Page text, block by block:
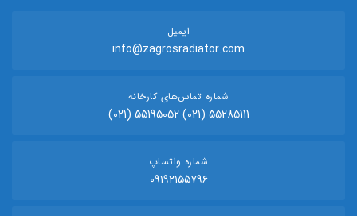
ایمیل
info@zagrosradiator.com
شماره تماس‌های کارخانه
55285111 (021) 55195052 (021)
شماره‌ واتساپ
۰۹۱۹۲۱۵۵۷۹۶